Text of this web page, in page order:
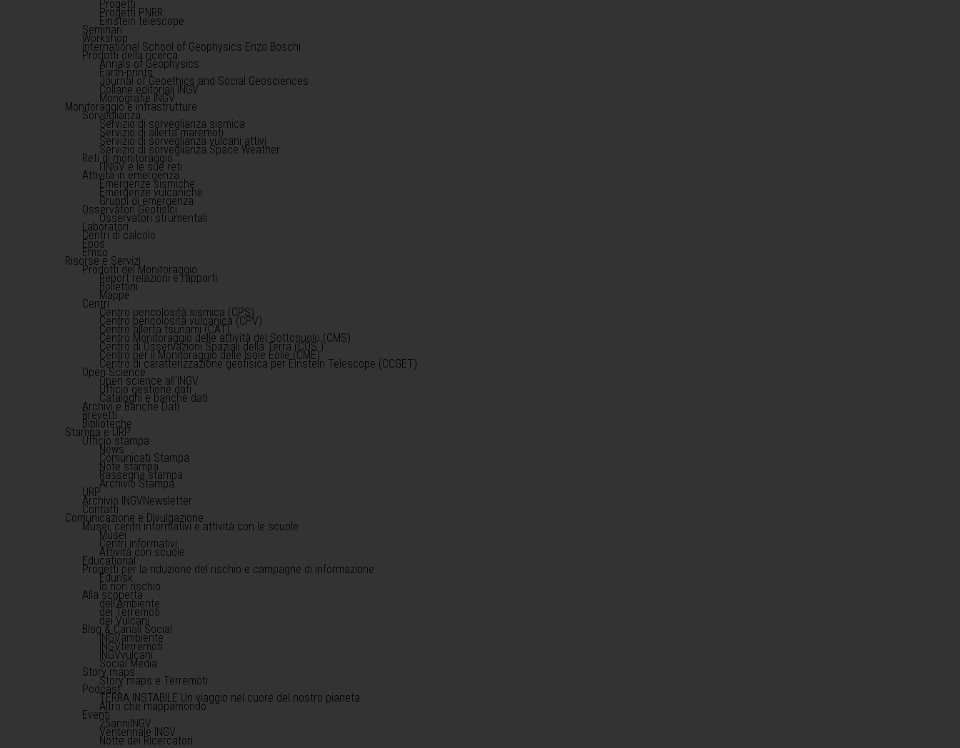
Progetti
Progetti PNRR
Einstein telescope
Seminari
Workshop
International School of Geophysics Enzo Boschi
Prodotti della ricerca
Annals of Geophysics
Earth-prints
Journal of Geoethics and Social Geosciences
Collane editoriali INGV
Monografie INGV
Monitoraggio e infrastrutture
Sorveglianza
Servizio di sorveglianza sismica
Servizio di allerta maremoti
Servizio di sorveglianza vulcani attivi
Servizio di sorveglianza Space Weather
Reti di monitoraggio
l'INGV e le sue reti
Attività in emergenza
Emergenze sismiche
Emergenze vulcaniche
Gruppi di emergenza
Osservatori Geofisici
Osservatori strumentali
Laboratori
Centri di calcolo
Epos
Emso
Risorse e Servizi
Prodotti del Monitoraggio
Report relazioni e rapporti
Bollettini
Mappe
Centri
Centro pericolosità sismica (CPS)
Centro pericolosità vulcanica (CPV)
Centro allerta tsunami (CAT)
Centro Monitoraggio delle attività del Sottosuolo (CMS)
Centro di Osservazioni Spaziali della Terra (COS )
Centro per il Monitoraggio delle Isole Eolie (CME)
Centro di caratterizzazione geofisica per Einstein Telescope (CCGET)
Open Science
Open science all'INGV
Ufficio gestione dati
Cataloghi e banche dati
Archivi e Banche Dati
Brevetti
Biblioteche
Stampa e URP
Ufficio stampa
News
Comunicati Stampa
Note stampa
Rassegna stampa
Archivio Stampa
URP
Archivio INGVNewsletter
Contatti
Comunicazione e Divulgazione
Musei, centri informativi e attività con le scuole
Musei
Centri informativi
Attività con scuole
Educational
Progetti per la riduzione del rischio e campagne di informazione
Edurisk
Io non rischio
Alla scoperta
dell'Ambiente
dei Terremoti
dei Vulcani
Blog & Canali Social
INGVambiente
INGVterremoti
INGVvulcani
Social Media
Story maps
Story maps e Terremoti
Podcast
TERRA INSTABILE Un viaggio nel cuore del nostro pianeta
Altro che mappamondo
Eventi
25anniINGV
Ventennale INGV
Notte dei Ricercatori